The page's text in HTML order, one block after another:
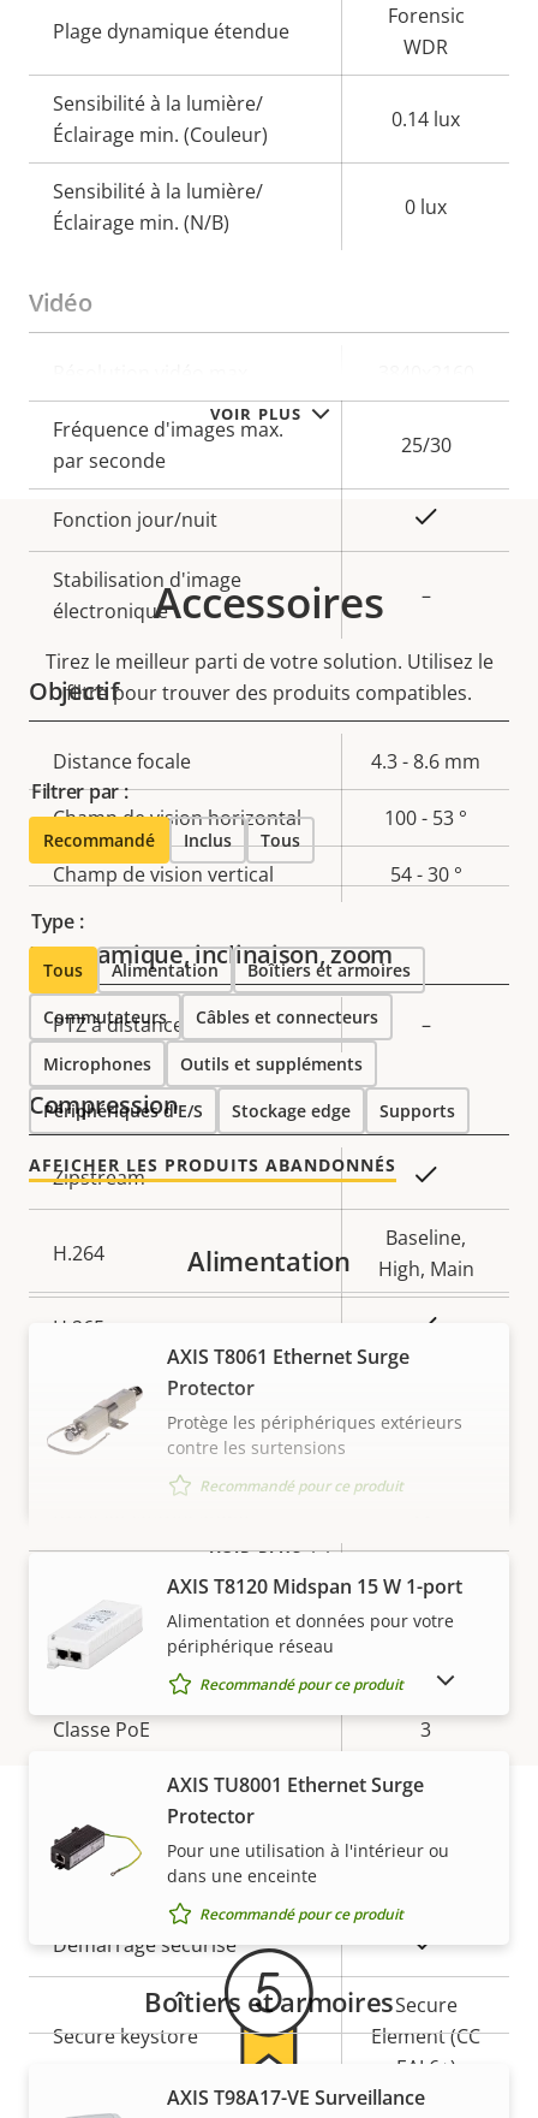
VOIR PLUS
Plage dynamique étendue
Forensic
WDR
Sensibilité à la lumière/
Éclairage min. (Couleur)
0.14 lux
Sensibilité à la lumière/
Éclairage min. (N/B)
0 lux
Vidéo
de la
propriété
la
propriété
Fréquence d'images max.
par seconde
25/30
Fonction jour/nuit
Stabilisation d'image
électronique
–
Objectif
Description
de la
propriété
la
propriété
Distance focale 4.3 - 8.6 mm
Champ de vision horizontal 100 - 53 °
Champ de vision vertical 54 - 30 °
Panoramique, inclinaison, zoom
Description
de la
propriété
Valeur de
la
propriété
PTZ à distance –
Compression
Description
de la
Valeur de
la
Zipstream
H.264
Baseline,
High, Main
H.265
Audio
de la
la
propriété
Microphone intégré –
Réseau
Description
propriété
Classe PoE 3
Description
propriété
Valeur de
la
propriété
SE signé
Démarrage sécurisé Oui
Secure keystore
Secure
Element (CC
EAL6+)
Accessoires
Tirez le meilleur parti de votre solution. Utilisez le
filtre pour trouver des produits compatibles.
Filtrer par :
Recommandé Inclus Tous
Type :
Tous Alimentation Boîtiers et armoires
Commutateurs Câbles et connecteurs
Microphones Outils et suppléments
Périphériques d'E/S Stockage edge Supports
AFFICHER LES PRODUITS ABANDONNÉS
VOIR PLUS
Alimentation
AXIS T8061 Ethernet Surge
Protector
Protège les périphériques extérieurs
contre les surtensions
Recommandé pour ce produit
AXIS T8120 Midspan 15 W 1-port
Alimentation et données pour votre
périphérique réseau
Recommandé pour ce produit
AXIS TU8001 Ethernet Surge
Protector
Pour une utilisation à l'intérieur ou
dans une enceinte
Recommandé pour ce produit
Boîtiers et armoires
AXIS T98A17-VE Surveillance
AFFICHER LES PRODUITS ABANDONNÉS
Garantie